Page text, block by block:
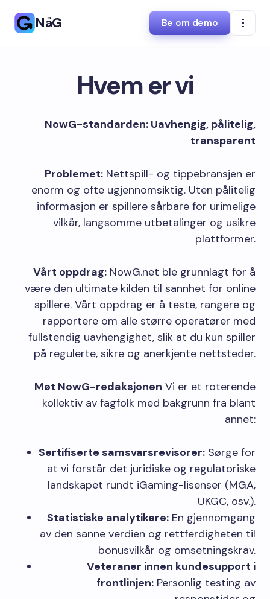
NåG Be om demo
Hvem er vi
NowG-standarden: Uavhengig, pålitelig,
transparent
Problemet: Nettspill- og tippebransjen er
enorm og ofte ugjennomsiktig. Uten pålitelig
informasjon er spillere sårbare for urimelige
vilkår, langsomme utbetalinger og usikre
plattformer.
Vårt oppdrag: NowG.net ble grunnlagt for å
være den ultimate kilden til sannhet for online
spillere. Vårt oppdrag er å teste, rangere og
rapportere om alle større operatører med
fullstendig uavhengighet, slik at du kun spiller
på regulerte, sikre og anerkjente nettsteder.
Møt NowG-redaksjonen Vi er et roterende
kollektiv av fagfolk med bakgrunn fra blant
annet:
Sertifiserte samsvarsrevisorer: Sørge for
at vi forstår det juridiske og regulatoriske
landskapet rundt iGaming-lisenser (MGA,
UKGC, osv.).
Statistiske analytikere: En gjennomgang
av den sanne verdien og rettferdigheten til
bonusvilkår og omsetningskrav.
Veteraner innen kundesupport i
frontlinjen: Personlig testing av